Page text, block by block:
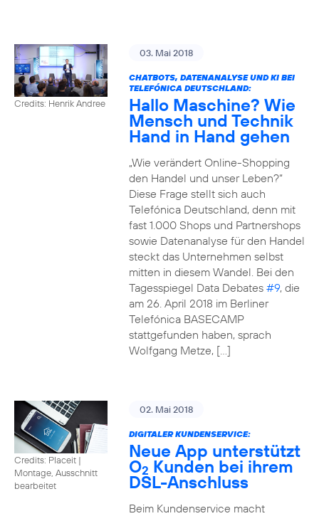
Credits: Henrik Andree
03. Mai 2018
CHATBOTS, DATENANALYSE UND KI BEI
TELEFÓNICA DEUTSCHLAND:
Hallo Maschine? Wie
Mensch und Technik
Hand in Hand gehen
„Wie verändert Online-Shopping
den Handel und unser Leben?“
Diese Frage stellt sich auch
Telefónica Deutschland, denn mit
fast 1.000 Shops und Partnershops
sowie Datenanalyse für den Handel
steckt das Unternehmen selbst
mitten in diesem Wandel. Bei den
Tagesspiegel Data Debates #9, die
am 26. April 2018 im Berliner
Telefónica BASECAMP
stattgefunden haben, sprach
Wolfgang Metze, […]
Credits: Placeit |
Montage, Ausschnitt
bearbeitet
02. Mai 2018
DIGITALER KUNDENSERVICE:
Neue App unterstützt
O2 Kunden bei ihrem
DSL-Anschluss
Beim Kundenservice macht